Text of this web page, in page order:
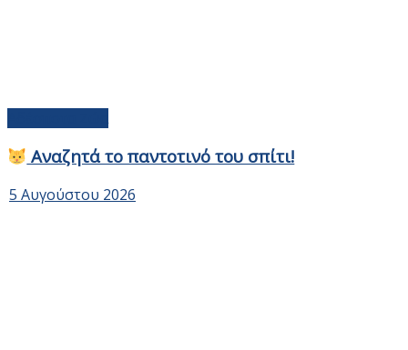
Αναζητά το παντοτινό του σπίτι!
5 Αυγούστου 2026